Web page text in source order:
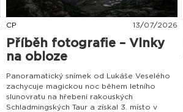
CP 13/07/2026
Příběh fotografie – Vlnky
na obloze
Panoramatický snímek od Lukáše Veselého
zachycuje magickou noc během letního
slunovratu na hřebeni rakouských
Schladmingských Taur a získal 3. místo v